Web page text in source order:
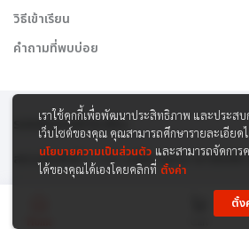
วิธีเข้าเรียน
คำถามที่พบบ่อย
สงวนลิขสิทธิ์ © 2565 บริษัท สยาม เคาเซิลลิ่ง
รองรับการชำระเงิน:
เราใช้คุกกี้เพื่อพัฒนาประสิทธิภาพ และประสบ
เว็บไซต์ของคุณ คุณสามารถศึกษารายละเอียด
นโยบายความเป็นส่วนตัว และสามารถจัดการ
ได้ของคุณได้เองโดยคลิกที่ ตั้งค่า
ตั้ง